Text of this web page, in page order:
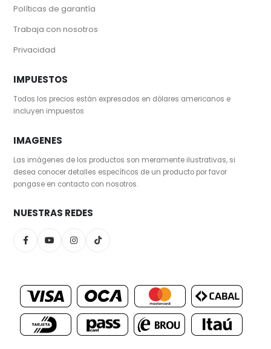
Políticas de garantía
Trabaja con nosotros
Privacidad
IMPUESTOS
Todos los precios están expresados en dólares americanos e
incluyen impuestos
IMAGENES
Las imágenes de los productos son meramente ilustrativas, si
desea conocer detalles específicos de un producto por favor
pongase en contacto con nosotros.
NUESTRAS REDES